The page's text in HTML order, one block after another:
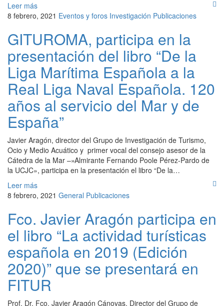
Leer más
8 febrero, 2021 Eventos y foros Investigación Publicaciones
GITUROMA, participa en la
presentación del libro “De la
Liga Marítima Española a la
Real Liga Naval Española. 120
años al servicio del Mar y de
España”
Javier Aragón, director del Grupo de Investigación de Turismo,
Ocio y Medio Acuático y primer vocal del consejo asesor de la
Cátedra de la Mar –»Almirante Fernando Poole Pérez-Pardo de
la UCJC», participa en la presentación el libro “De la…
Leer más
8 febrero, 2021 General Publicaciones
Fco. Javier Aragón participa en
el libro “La actividad turísticas
española en 2019 (Edición
2020)” que se presentará en
FITUR
Prof. Dr. Fco. Javier Aragón Cánovas, Director del Grupo de